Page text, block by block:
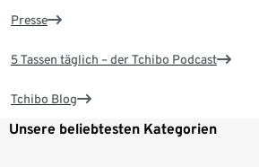
Presse
5 Tassen täglich – der Tchibo Podcast
Tchibo Blog
Unsere beliebtesten Kategorien